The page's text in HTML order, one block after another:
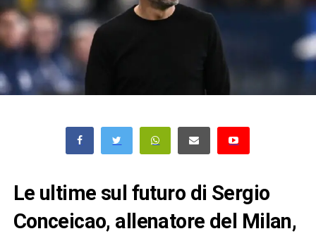
Le ultime sul futuro di Sergio
Conceicao, allenatore del Milan,